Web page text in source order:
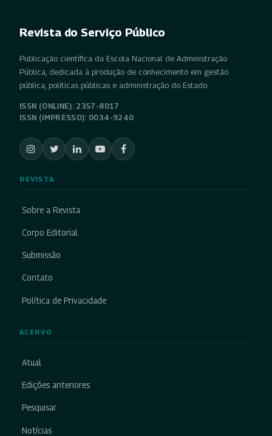
Revista do Serviço Público
Publicação científica da Escola Nacional de Administração
Pública, dedicada à produção de conhecimento em gestão
pública, políticas públicas e administração do Estado.
ISSN (ONLINE): 2357-8017
ISSN (IMPRESSO): 0034-9240
REVISTA
Sobre a Revista
Corpo Editorial
Submissão
Contato
Política de Privacidade
ACERVO
Atual
Edições anteriores
Pesquisar
Notícias